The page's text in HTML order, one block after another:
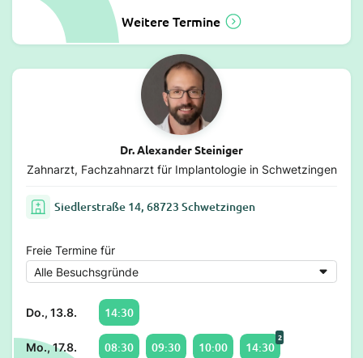
Weitere Termine
Dr. Alexander Steiniger
Zahnarzt, Fachzahnarzt für Implantologie in Schwetzingen
Siedlerstraße 14, 68723 Schwetzingen
Freie Termine für
Do., 13.8. 14:30
Mo., 17.8. 08:30 09:30 10:00 14:30
2